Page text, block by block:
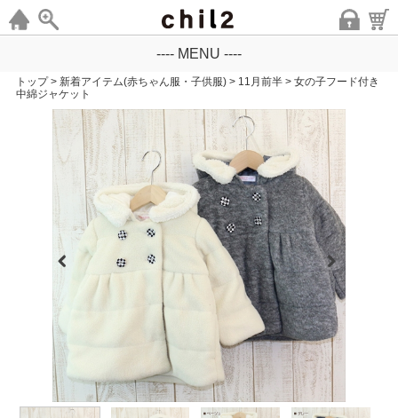
---- MENU ----
トップ > 新着アイテム(赤ちゃん服・子供服) > 11月前半 > 女の子フード付き
中綿ジャケット